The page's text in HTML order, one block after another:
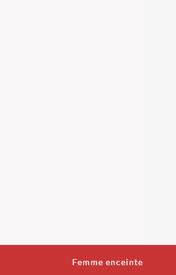
Femme enceinte